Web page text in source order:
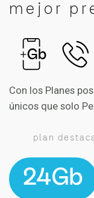
mejor
Con los Planes
únicos que solo
plan
24Gb